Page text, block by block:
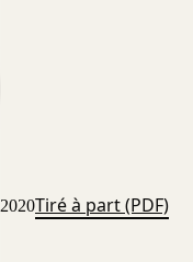
2020Tiré à part (PDF)